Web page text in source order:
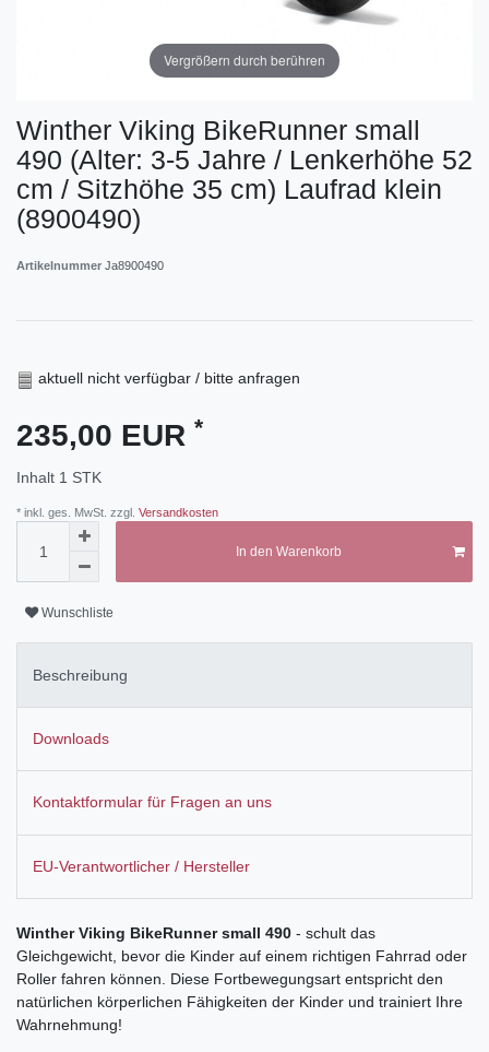
Vergrößern durch berühren
Winther Viking BikeRunner small
490 (Alter: 3-5 Jahre / Lenkerhöhe 52
cm / Sitzhöhe 35 cm) Laufrad klein
(8900490)
Artikelnummer Ja8900490
aktuell nicht verfügbar / bitte anfragen
235,00 EUR *
Inhalt 1 STK
* inkl. ges. MwSt. zzgl. Versandkosten
In den Warenkorb
Wunschliste
Beschreibung
Downloads
Kontaktformular für Fragen an uns
EU-Verantwortlicher / Hersteller
Winther Viking BikeRunner small 490 - schult das
Gleichgewicht, bevor die Kinder auf einem richtigen Fahrrad oder
Roller fahren können. Diese Fortbewegungsart entspricht den
natürlichen körperlichen Fähigkeiten der Kinder und trainiert Ihre
Wahrnehmung!